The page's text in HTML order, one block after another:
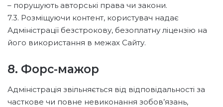
– порушують авторські права чи закони.
7.3. Розміщуючи контент, користувач надає
Адміністрації безстрокову, безоплатну ліцензію на
його використання в межах Сайту.
8. Форс-мажор
Адміністрація звільняється від відповідальності за
часткове чи повне невиконання зобов’язань,